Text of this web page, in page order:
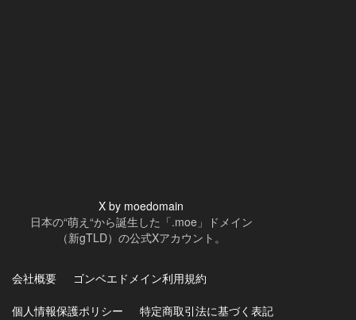
X by moedomain
日本の“萌え“から誕生した「.moe」ドメイン
（新gTLD）の公式Xアカウント。
会社概要 ゴンベエドメイン利用規約
個人情報保護ポリシー 特定商取引法に基づく表記